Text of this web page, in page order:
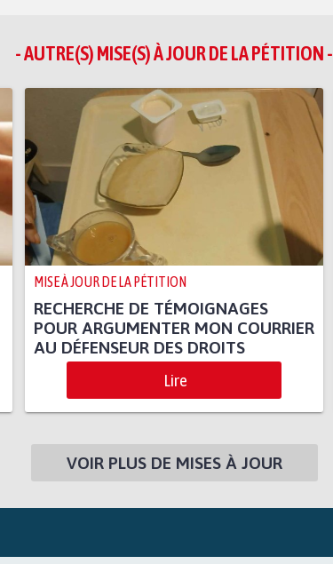
- AUTRE(S) MISE(S) À JOUR DE LA PÉTITION -
MISE À JOUR DE LA PÉTITION
RECHERCHE DE TÉMOIGNAGES
POUR ARGUMENTER MON COURRIER
AU DÉFENSEUR DES DROITS
Lire
VOIR PLUS DE MISES À JOUR